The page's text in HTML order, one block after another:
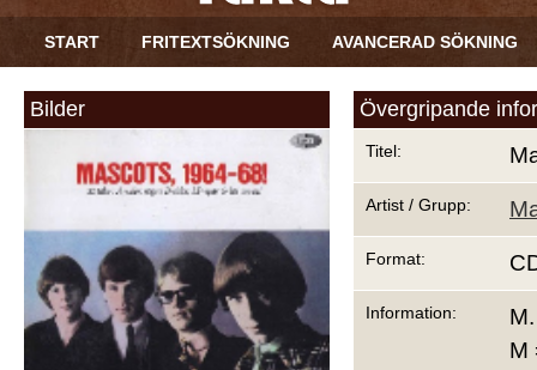
START FRITEXTSÖKNING AVANCERAD SÖKNING
Bilder Övergripande
Titel:
Artist / Grupp:
Format:
Information:
M